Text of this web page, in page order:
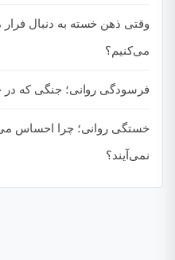
وقتی ذهن خسته به دنبال فرار
می‌کنیم؟
فرسودگی روانی؛ جنگی که
خستگی روانی؛ چرا احساس
نمی‌آیند؟